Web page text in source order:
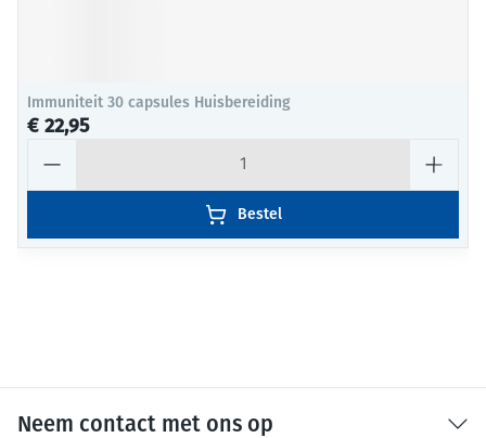
Immuniteit 30 capsules Huisbereiding
€ 22,95
Bestel
Neem contact met ons op